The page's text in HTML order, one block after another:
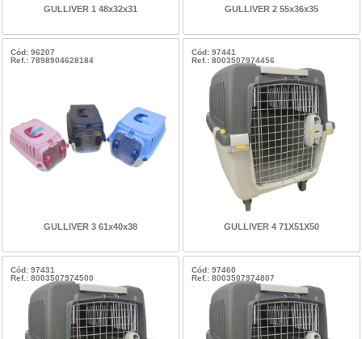
GULLIVER 1 48x32x31 GULLIVER 2 55x36x35
Cód: 96207
Ref.: 7898904628184
GULLIVER 3 61x40x38
Cód: 97441
Ref.: 8003507974456
GULLIVER 4 71X51X50
Cód: 97431
Ref.: 8003507974500
Cód: 97460
Ref.: 8003507974807